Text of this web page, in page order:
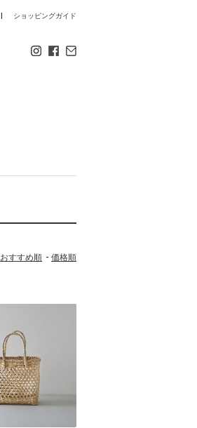
ショッピングガイド
おすすめ順 価格順